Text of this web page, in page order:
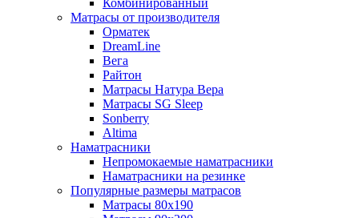
Комбинированный
Матрасы от производителя
Орматек
DreamLine
Вега
Райтон
Матрасы Натура Вера
Матрасы SG Sleep
Sonberry
Altima
Наматрасники
Непромокаемые наматрасники
Наматрасники на резинке
Популярные размеры матрасов
Матрасы 80x190